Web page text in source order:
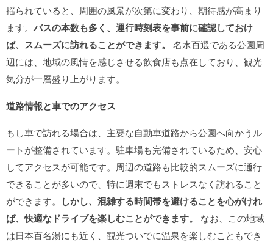
揺られていると、周囲の風景が次第に変わり、期待感が高まり
ます。 バスの本数も多く、運行時刻表を事前に確認しておけ
ば、スムーズに訪れることができます。
名水百選である公園周
辺には、地域の風情を感じさせる飲食店も点在しており、観光
気分が一層盛り上がります。
道路情報と車でのアクセス
もし車で訪れる場合は、主要な自動車道路から公園へ向かうル
ートが整備されています。駐車場も完備されているため、安心
してアクセスが可能です。周辺の道路も比較的スムーズに通行
できることが多いので、特に週末でもストレスなく訪れること
ができます。
しかし、混雑する時間帯を避けることを心がけれ
ば、快適なドライブを楽しむことができます。
なお、この地域
は日本百名湯にも近く、観光ついでに温泉を楽しむこともでき